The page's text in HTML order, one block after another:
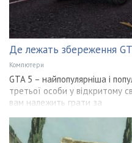
Де лежать збереження
Компютери
GTA 5 – найпопулярніша і
третьої особи у відкритому
вам належить грати за